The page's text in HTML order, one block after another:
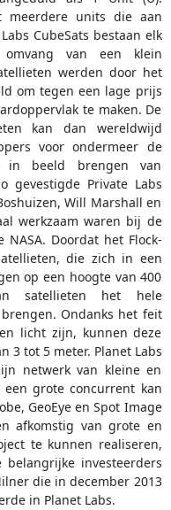
meerdere units die aan
CubeSats bestaan elk
van een klein
werden door het
om tegen een lage prijs
te maken. De
kan dan wereldwijd
voor ondermeer de
beeld brengen van
gevestigde Private Labs
Will Marshall en
werkzaam waren bij de
Doordat het Flock-
die zich in een
op een hoogte van 400
satellieten het hele
Ondanks het feit
licht zijn, kunnen deze
3 tot 5 meter. Planet Labs
netwerk van kleine en
een grote concurrent kan
GeoEye en Spot Image
afkomstig van grote en
te kunnen realiseren,
belangrijke investeerders
die in december 2013
in Planet Labs.